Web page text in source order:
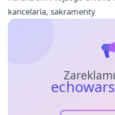
kancelaria, sakramenty